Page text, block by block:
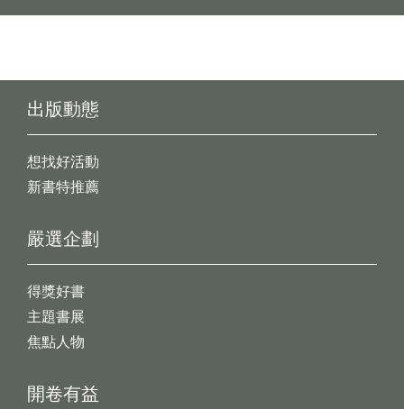
出版動態
想找好活動
新書特推薦
開卷有益
嚴選企劃
得獎好書
主題書展
焦點人物